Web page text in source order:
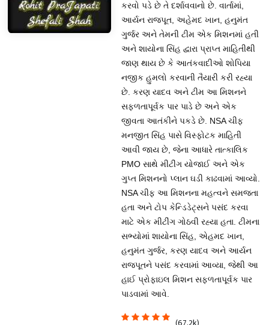
કરવો પડે છે તે દર્શાવવાનો છે. વાર્તામાં,
આર્યન રાજપૂત, અહેમદ ખાન, હનુમંત
ગુર્જર અને તેમની ટીમ એક મિશનમાં હતી
અને શાયોના સિંહ દ્વારા પ્રાપ્ત માહિતીથી
જાણ થાય છે કે આતંકવાદીઓ શોપિયા
નજીક હુમલો કરવાની તૈયારી કરી રહ્યા
છે. કરણ યાદવ અને ટીમ આ મિશનને
સફળતાપૂર્વક પાર પાડે છે અને એક
જીવતા આતંકીને પકડે છે. NSA ચીફ
મનજીત સિંહ પાસે વિસ્ફોટક માહિતી
આવી જાય છે, જેના આધારે તાત્કાલિક
PMO સાથે મીટીંગ યોજાઈ અને એક
ગુપ્ત મિશનનો પ્લાન ઘડી કાઢવામાં આવ્યો.
NSA ચીફ આ મિશનના મહત્વને સમજતા
હતા અને ટોપ કેન્ડિડેટ્સને પસંદ કરવા
માટે એક મીટીંગ ગોઠવી રહ્યા હતા. ટીમના
સભ્યોમાં શાયોના સિંહ, એહમદ ખાન,
હનુમંત ગુર્જર, કરણ યાદવ અને આર્યન
રાજપૂતને પસંદ કરવામાં આવ્યા, જેથી આ
હાઈ પ્રોફાઇલ મિશન સફળતાપૂર્વક પાર
પાડવામાં આવે.